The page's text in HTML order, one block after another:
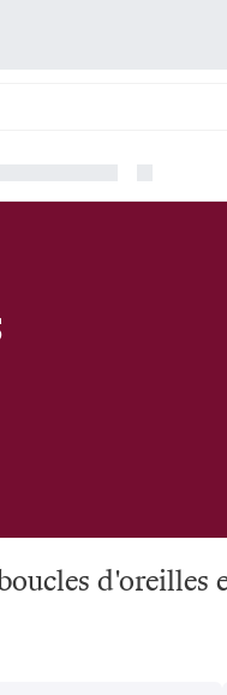
d'oreilles